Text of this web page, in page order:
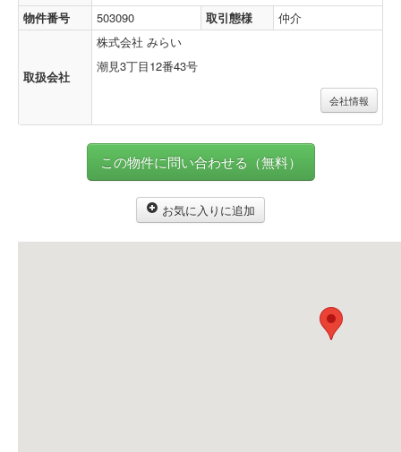
物件番号
503090 取引態様 仲介
取扱会社
株式会社 みらい
潮見3丁目12番43号
会社情報
この物件に問い合わせる（無料）
お気に入りに追加